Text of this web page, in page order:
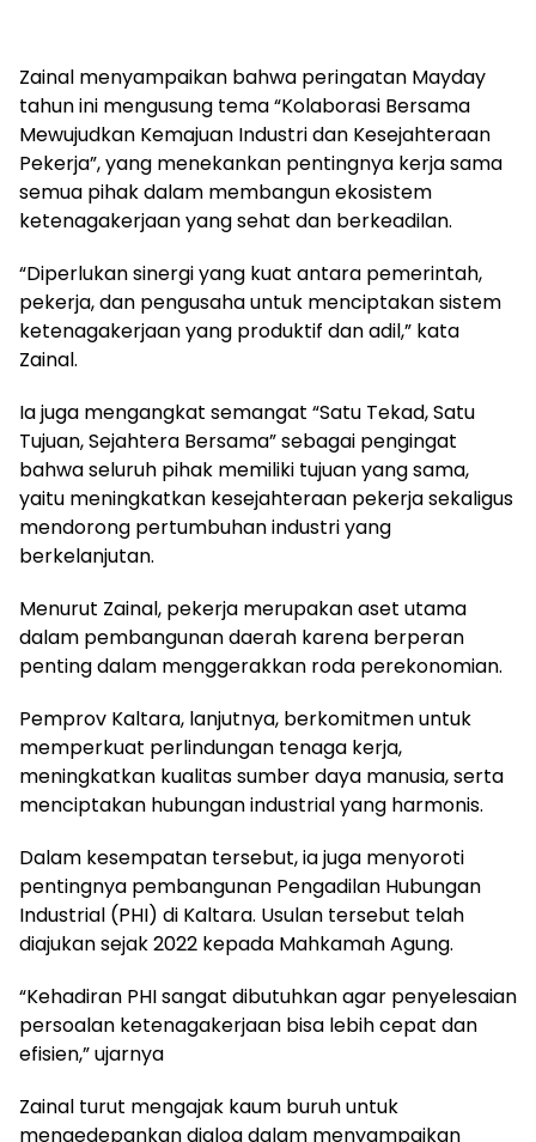
Zainal menyampaikan bahwa peringatan Mayday
tahun ini mengusung tema “Kolaborasi Bersama
Mewujudkan Kemajuan Industri dan Kesejahteraan
Pekerja”, yang menekankan pentingnya kerja sama
semua pihak dalam membangun ekosistem
ketenagakerjaan yang sehat dan berkeadilan.
“Diperlukan sinergi yang kuat antara pemerintah,
pekerja, dan pengusaha untuk menciptakan sistem
ketenagakerjaan yang produktif dan adil,” kata
Zainal.
Ia juga mengangkat semangat “Satu Tekad, Satu
Tujuan, Sejahtera Bersama” sebagai pengingat
bahwa seluruh pihak memiliki tujuan yang sama,
yaitu meningkatkan kesejahteraan pekerja sekaligus
mendorong pertumbuhan industri yang
berkelanjutan.
Menurut Zainal, pekerja merupakan aset utama
dalam pembangunan daerah karena berperan
penting dalam menggerakkan roda perekonomian.
Pemprov Kaltara, lanjutnya, berkomitmen untuk
memperkuat perlindungan tenaga kerja,
meningkatkan kualitas sumber daya manusia, serta
menciptakan hubungan industrial yang harmonis.
Dalam kesempatan tersebut, ia juga menyoroti
pentingnya pembangunan Pengadilan Hubungan
Industrial (PHI) di Kaltara. Usulan tersebut telah
diajukan sejak 2022 kepada Mahkamah Agung.
“Kehadiran PHI sangat dibutuhkan agar penyelesaian
persoalan ketenagakerjaan bisa lebih cepat dan
efisien,” ujarnya
Zainal turut mengajak kaum buruh untuk
mengedepankan dialog dalam menyampaikan